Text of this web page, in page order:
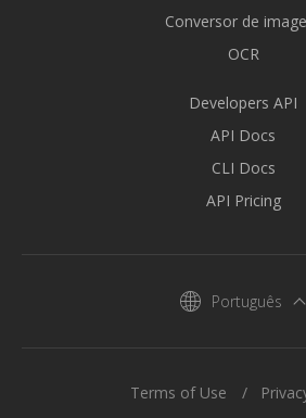
Conversor de
OCR
Developers API
API Docs
CLI Docs
API Pricing
Português
Terms of Use